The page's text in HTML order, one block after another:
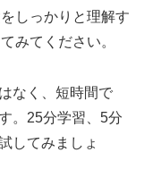
しっかりと理解す
みてください。
なく、短時間で
。25分学習、5分
してみましょ